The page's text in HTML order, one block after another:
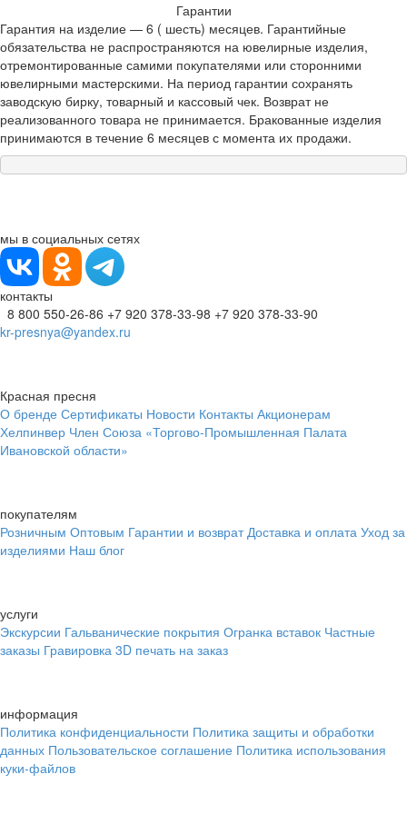
Гарантии
Гарантия на изделие — 6 ( шесть) месяцев. Гарантийные
обязательства не распространяются на ювелирные изделия,
отремонтированные самими покупателями или сторонними
ювелирными мастерскими. На период гарантии сохранять
заводскую бирку, товарный и кассовый чек. Возврат не
реализованного товара не принимается. Бракованные изделия
принимаются в течение 6 месяцев с момента их продажи.
мы в социальных сетях
контакты
8 800 550-26-86 +7 920 378-33-98 +7 920 378-33-90
kr-presnya@yandex.ru
Красная пресня
О бренде Сертификаты Новости Контакты Акционерам
Хелпинвер Член Союза «Торгово-Промышленная Палата
Ивановской области»
покупателям
Розничным Оптовым Гарантии и возврат Доставка и оплата Уход за
изделиями Наш блог
услуги
Экскурсии Гальванические покрытия Огранка вставок Частные
заказы Гравировка 3D печать на заказ
информация
Политика конфиденциальности Политика защиты и обработки
данных Пользовательское соглашение Политика использования
куки-файлов